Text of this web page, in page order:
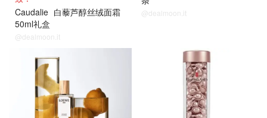
Caudalie 白藜芦醇丝绒面霜
50ml礼盒
@dealmoon.it
@dealmoon.it